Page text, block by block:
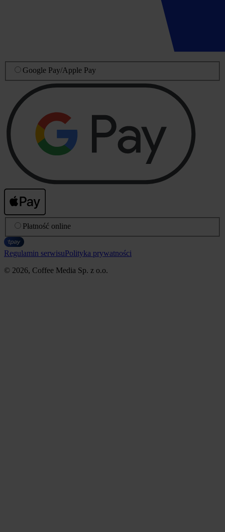
Google Pay/Apple Pay
Płatność online
Regulamin serwisuPolityka prywatności
© 2026, Coffee Media Sp. z o.o.